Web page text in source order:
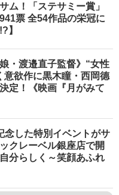
ム！「ステサミー賞」
票 全54作品の栄冠に
】
・渡邉直子監督》“女性
意欲作に黒木瞳・西岡德
定！《映画『月がみて
念した特別イベントがサ
クレーベル銀座店で開
分らしく～笑顔あふれ